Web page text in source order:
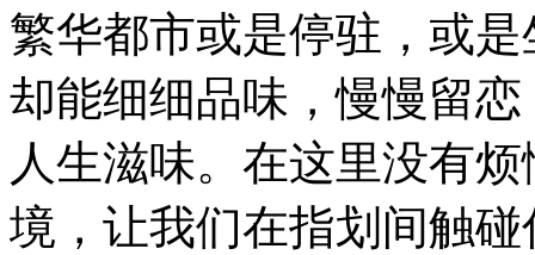
繁华都市或是停驻，或
却能细细品味，慢慢留
人生滋味。在这里没有
境，让我们在指划间触